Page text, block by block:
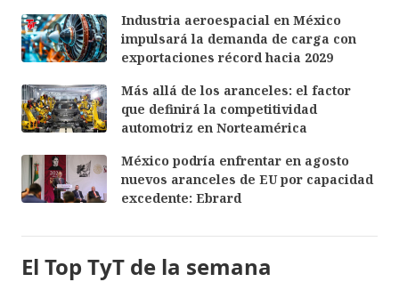
Industria aeroespacial en México
impulsará la demanda de carga con
exportaciones récord hacia 2029
Más allá de los aranceles: el factor
que definirá la competitividad
automotriz en Norteamérica
México podría enfrentar en agosto
nuevos aranceles de EU por capacidad
excedente: Ebrard
El Top TyT de la semana